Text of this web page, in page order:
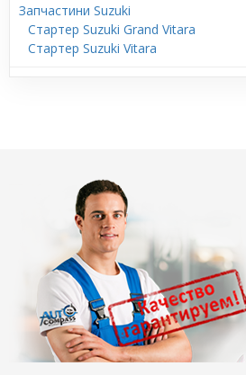
Запчастини Suzuki
Стартер Suzuki Grand Vitara
Стартер Suzuki Vitara